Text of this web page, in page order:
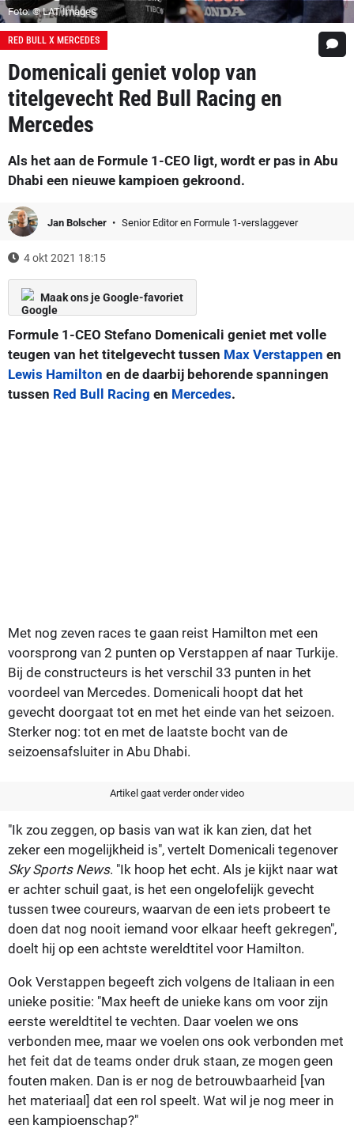
Foto: © LAT Images
RED BULL X MERCEDES
Domenicali geniet volop van
titelgevecht Red Bull Racing en
Mercedes
Als het aan de Formule 1-CEO ligt, wordt er pas in Abu
Dhabi een nieuwe kampioen gekroond.
Jan Bolscher Senior Editor en Formule 1-verslaggever
4 okt 2021 18:15
Maak ons je Google-favoriet
Formule 1-CEO Stefano Domenicali geniet met volle
teugen van het titelgevecht tussen Max Verstappen en
Lewis Hamilton en de daarbij behorende spanningen
tussen Red Bull Racing en Mercedes.
Met nog zeven races te gaan reist Hamilton met een
voorsprong van 2 punten op Verstappen af naar Turkije.
Bij de constructeurs is het verschil 33 punten in het
voordeel van Mercedes. Domenicali hoopt dat het
gevecht doorgaat tot en met het einde van het seizoen.
Sterker nog: tot en met de laatste bocht van de
seizoensafsluiter in Abu Dhabi.
Artikel gaat verder onder video
"Ik zou zeggen, op basis van wat ik kan zien, dat het
zeker een mogelijkheid is", vertelt Domenicali tegenover
Sky Sports News. "Ik hoop het echt. Als je kijkt naar wat
er achter schuil gaat, is het een ongelofelijk gevecht
tussen twee coureurs, waarvan de een iets probeert te
doen dat nog nooit iemand voor elkaar heeft gekregen",
doelt hij op een achtste wereldtitel voor Hamilton.
Ook Verstappen begeeft zich volgens de Italiaan in een
unieke positie: "Max heeft de unieke kans om voor zijn
eerste wereldtitel te vechten. Daar voelen we ons
verbonden mee, maar we voelen ons ook verbonden met
het feit dat de teams onder druk staan, ze mogen geen
fouten maken. Dan is er nog de betrouwbaarheid [van
het materiaal] dat een rol speelt. Wat wil je nog meer in
een kampioenschap?"